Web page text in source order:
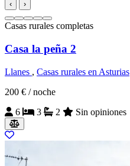
‹ ›
Casas rurales completas
Casa la peña 2
Llanes , Casas rurales en Asturias
200 € / noche
6
3 2 Sin opiniones